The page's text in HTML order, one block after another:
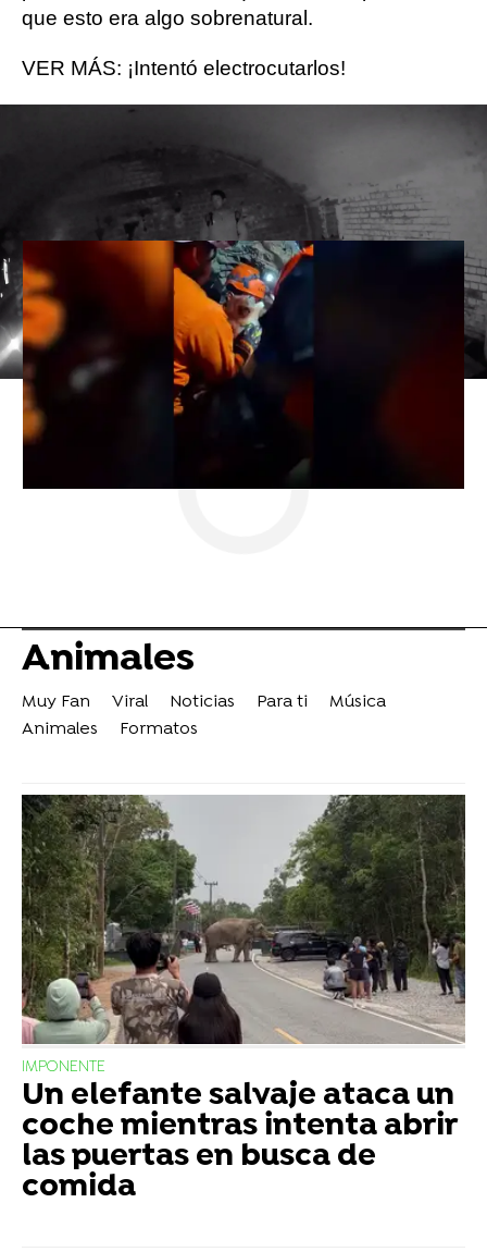
que esto era algo sobrenatural.
VER MÁS: ¡Intentó electrocutarlos!
Rescatistas sacan vivo a un perro
de los escombros del terremoto
en Venezuela tras cinco días
Mascotas perros
Animales
Muy Fan Viral Noticias Para ti
Música
Animales
Formatos
IMPONENTE
Un elefante salvaje ataca un
coche mientras intenta abrir
las puertas en busca de
comida